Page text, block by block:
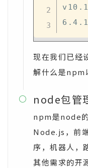
现在我们已经
解什么是npm
 node包管
npm是node
Node.js，前
序，机器人
其他需求的开